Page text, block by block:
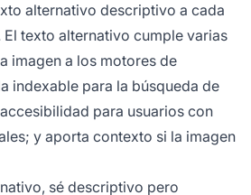
alternativo descriptivo a cada
El texto alternativo cumple varias
imagen a los motores de
indexable para la búsqueda de
para usuarios con
y aporta contexto si la imagen
sé descriptivo pero